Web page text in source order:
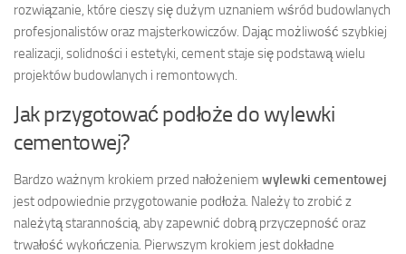
rozwiązanie, które cieszy się dużym uznaniem wśród budowlanych
profesjonalistów oraz majsterkowiczów. Dając możliwość szybkiej
realizacji, solidności i estetyki, cement staje się podstawą wielu
projektów budowlanych i remontowych.
Jak przygotować podłoże do wylewki
cementowej?
Bardzo ważnym krokiem przed nałożeniem wylewki cementowej
jest odpowiednie przygotowanie podłoża. Należy to zrobić z
należytą starannością, aby zapewnić dobrą przyczepność oraz
trwałość wykończenia. Pierwszym krokiem jest dokładne